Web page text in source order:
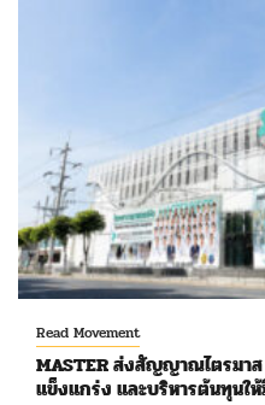
Read Movement
MASTER ส่งสัญญาณไตรมา
แข็งแกร่ง และบริหารต้นทุนใ